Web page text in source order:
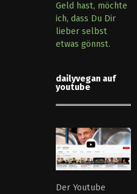
Geld hast, möchte
ich, dass Du Dir
lieber selbst
etwas gönnst.
dailyvegan auf
youtube
Der Youtube